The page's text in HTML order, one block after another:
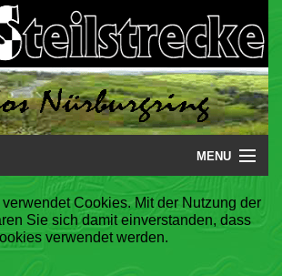
MENU
Cookies. Mit der Nutzung der
Sie sich damit einverstanden, dass
verwendet werden.